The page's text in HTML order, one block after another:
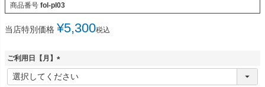
商品番号 fol-pl03
当店特別価格 ¥5,300税込
ご利用日【月】
(
必